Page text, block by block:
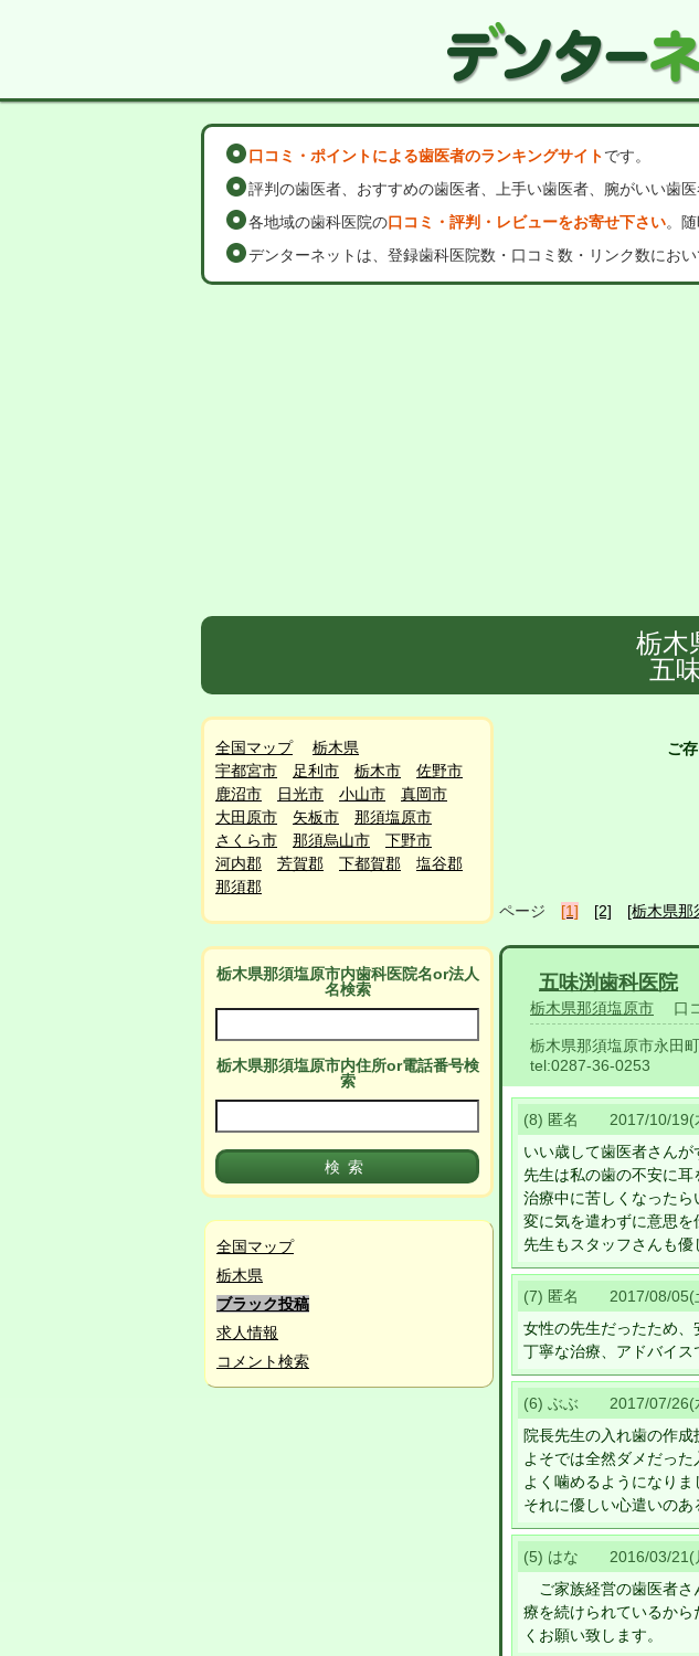
口コミ・ポイントによる歯医者のランキングサイトです。
評判の歯医者、おすすめの歯医者、上手い歯医者、腕がいい歯
各地域の歯科医院の口コミ・評判・レビューをお寄せ下さい。
デンターネットは、登録歯科医院数・口コミ数・リンク数におい
栃木
五
全国マップ
栃木県
宇都宮市
足利市 栃木市
佐野市
鹿沼市
日光市 小山市
真岡市
大田原市
矢板市
那須塩原市
さくら市
那須烏山市
下野市
河内郡
芳賀郡 下都賀郡
塩谷郡
那須郡
栃木県那須塩原市内歯科医院名or法人
名検索
栃木県那須塩原市内住所or電話番号検
索
全国マップ
栃木県
ブラック投稿
求人情報
コメント検索
ご
ページ [1] [2] [栃木県那
五味渕歯科医院
栃木県那須塩原市 口
栃木県那須塩原市永田
tel:0287-36-0253
(8) 匿名 2017/10/19(
いい歳して歯医者さん
先生は私の歯の不安に耳
治療中に苦しくなったら
変に気を遣わずに意思を
先生もスタッフさんも優
(7) 匿名 2017/08/05(
女性の先生だったため、
丁寧な治療、アドバイス
(6) ぶぶ 2017/07/26(
院長先生の入れ歯の作成
よそでは全然ダメだっ
よく噛めるようになりま
それに優しい心遣いのあ
(5) はな 2016/03/21(
ご家族経営の歯医者さ
療を続けられているか
くお願い致します。